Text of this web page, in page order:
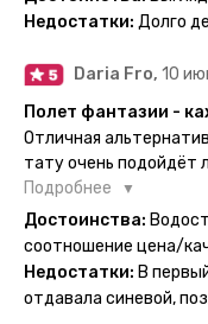
одной картинкой).
Недостатки: Долго
Daria Fro, 10
Полет фантазии -
Отличная
тату очень подойдёт
эскиз им подойдёт на
держится на теле до
бояться мочить такие
рисункам
другой способ
ночь, чтобы точно
Подробнее
Достоинства:
соотношение цена/
Недостатки: В
отдавала синевой,